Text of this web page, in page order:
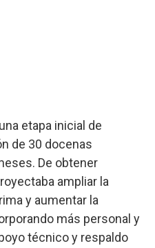
etapa inicial de
de 30 docenas
De obtener
ampliar la
y aumentar la
más personal y
técnico y respaldo